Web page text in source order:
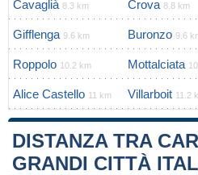
Cavaglià 8.3 km Crova 8.8 km
Gifflenga 9.6 km Buronzo 9.6
Roppolo 10.2 km Mottalciata
Alice Castello 11 km Villarboit 11.2
DISTANZA TRA
GRANDI CITTÀ